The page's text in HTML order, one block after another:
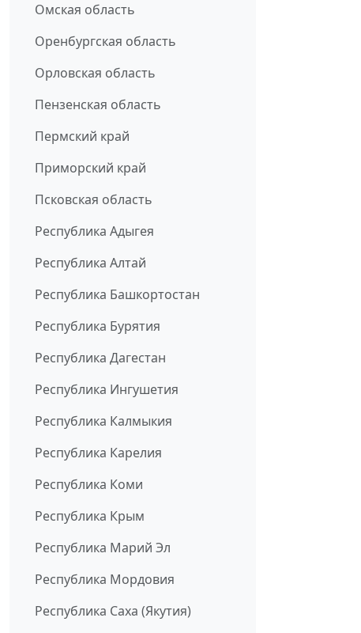
Омская область
Оренбургская область
Орловская область
Пензенская область
Пермский край
Приморский край
Псковская область
Республика Адыгея
Республика Алтай
Республика Башкортостан
Республика Бурятия
Республика Дагестан
Республика Ингушетия
Республика Калмыкия
Республика Карелия
Республика Коми
Республика Крым
Республика Марий Эл
Республика Мордовия
Республика Саха (Якутия)